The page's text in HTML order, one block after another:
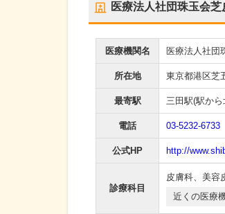
医療法人社団珠玉会
医療機関名 医療法人社団
所在地 東京都港区芝
最寄駅 三田駅(駅から
電話 03-5232-6733
公式HP http://
診療科目
皮膚科、 美容
近くの医療